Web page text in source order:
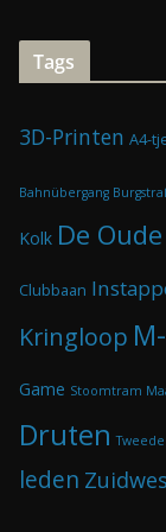
Tags
3D-Printen A4-
Bahnübergang
Kolk De
Clubbaan
Kringloop
Game Stoomtram
Druten
leden